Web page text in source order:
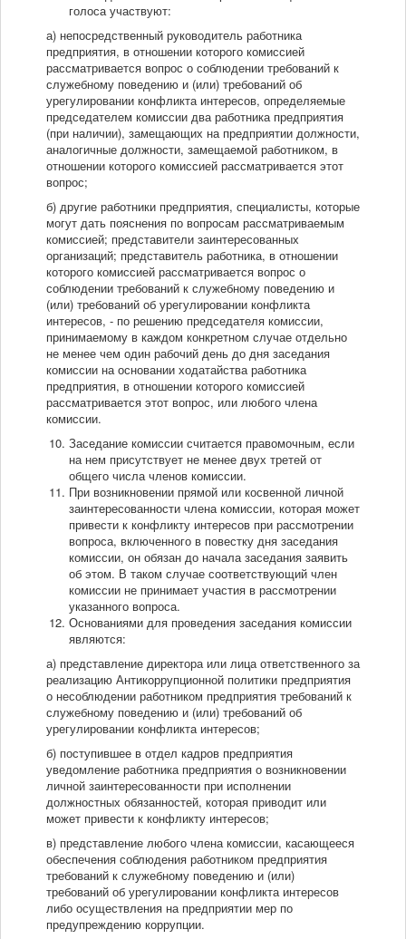
голоса участвуют:
а) непосредственный руководитель работника
предприятия, в отношении которого комиссией
рассматривается вопрос о соблюдении требований к
служебному поведению и (или) требований об
урегулировании конфликта интересов, определяемые
председателем комиссии два работника предприятия
(при наличии), замещающих на предприятии должности,
аналогичные должности, замещаемой работником, в
отношении которого комиссией рассматривается этот
вопрос;
б) другие работники предприятия, специалисты, которые
могут дать пояснения по вопросам рассматриваемым
комиссией; представители заинтересованных
организаций; представитель работника, в отношении
которого комиссией рассматривается вопрос о
соблюдении требований к служебному поведению и
(или) требований об урегулировании конфликта
интересов, - по решению председателя комиссии,
принимаемому в каждом конкретном случае отдельно
не менее чем один рабочий день до дня заседания
комиссии на основании ходатайства работника
предприятия, в отношении которого комиссией
рассматривается этот вопрос, или любого члена
комиссии.
Заседание комиссии считается правомочным, если
на нем присутствует не менее двух третей от
общего числа членов комиссии.
При возникновении прямой или косвенной личной
заинтересованности члена комиссии, которая может
привести к конфликту интересов при рассмотрении
вопроса, включенного в повестку дня заседания
комиссии, он обязан до начала заседания заявить
об этом. В таком случае соответствующий член
комиссии не принимает участия в рассмотрении
указанного вопроса.
Основаниями для проведения заседания комиссии
являются:
а) представление директора или лица ответственного за
реализацию Антикоррупционной политики предприятия
о несоблюдении работником предприятия требований к
служебному поведению и (или) требований об
урегулировании конфликта интересов;
б) поступившее в отдел кадров предприятия
уведомление работника предприятия о возникновении
личной заинтересованности при исполнении
должностных обязанностей, которая приводит или
может привести к конфликту интересов;
в) представление любого члена комиссии, касающееся
обеспечения соблюдения работником предприятия
требований к служебному поведению и (или)
требований об урегулировании конфликта интересов
либо осуществления на предприятии мер по
предупреждению коррупции.